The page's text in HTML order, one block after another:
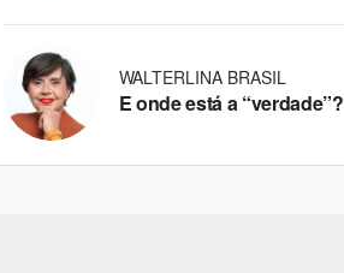
WALTERLINA BRASIL
E onde está a “verdade”?